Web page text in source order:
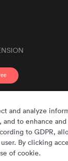
and analyze
and to enhance
to GDPR,
By clicking
of cookie.